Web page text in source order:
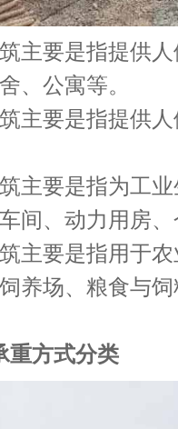
要是指提供人
、公寓等。
要是指提供人
要是指为工业
间、动力用房
要是指用于农
养场、粮食与
方式分类